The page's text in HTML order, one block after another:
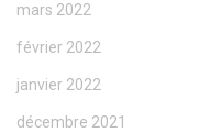
mars 2022
février 2022
janvier 2022
décembre 2021